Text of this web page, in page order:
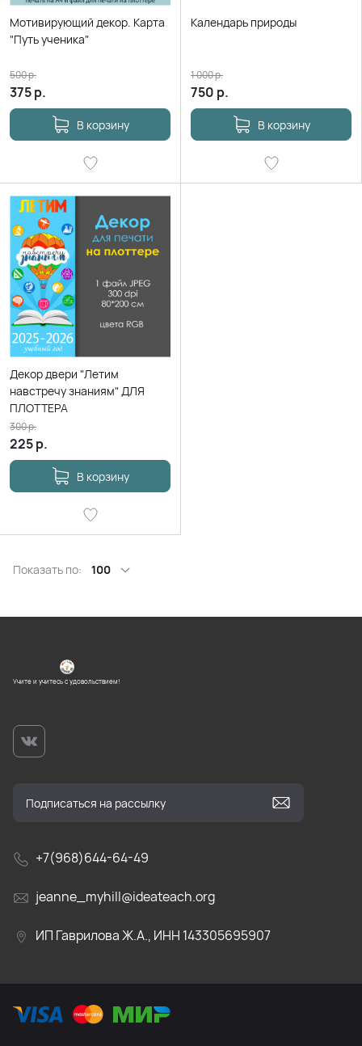
Мотивирующий декор. Карта
"Путь ученика"
375р.
500р.
В корзину
Календарь природы
750 р.
1 000р.
В корзину
Декор двери "Летим
навстречу знаниям" ДЛЯ
ПЛОТТЕРА
225р.
300р.
В корзину
Показать по: 100
Учите и учитесь с удовольствием!
+7(968)644-64-49
jeanne_myhill@ideateach.org
ИП Гаврилова Ж.А., ИНН 143305695907